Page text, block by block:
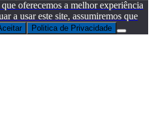
oferecemos a melhor experiência
a usar este site, assumiremos que
Politica de Privacidade